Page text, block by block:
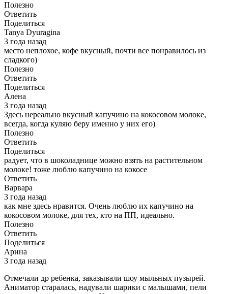
Полезно
Ответить
Поделиться
Tanya Dyuragina
3 года назад
место неплохое, кофе вкусный, почти все понравилось из
сладкого)
Полезно
Ответить
Поделиться
Алена
3 года назад
Здесь нереально вкусный капучино на кокосовом молоке,
всегда, когда куляю беру именно у них его)
Полезно
Ответить
Поделиться
радует, что в шоколаднице можно взять на растительном
молоке! тоже люблю капучино на кокосе
Ответить
Варвара
3 года назад
как мне здесь нравится. Очень люблю их капучино на
кокосовом молоке, для тех, кто на ПП, идеально.
Полезно
Ответить
Поделиться
Арина
3 года назад
Отмечали др ребенка, заказывали шоу мыльных пузырей.
Аниматор старалась, надували шарики с малышами, пели